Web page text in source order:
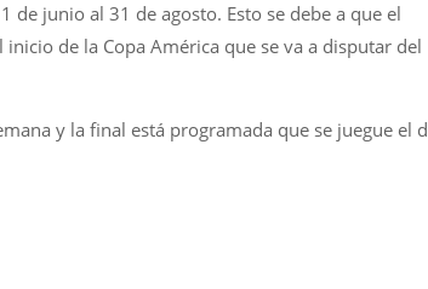
de junio al 31 de agosto. Esto se debe a que el
de la Copa América que se va a disputar del
y la final está programada que se juegue el